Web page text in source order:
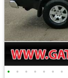
• • • • • • •